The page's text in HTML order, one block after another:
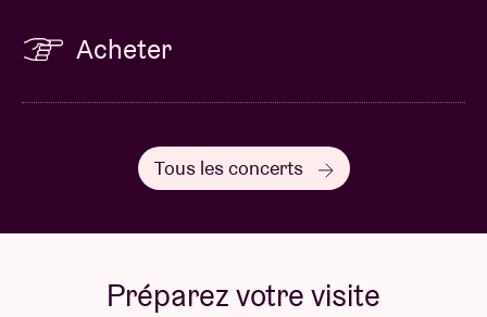
Acheter
Tous les concerts
Préparez votre visite